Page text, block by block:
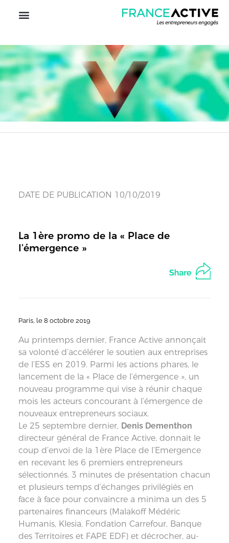
DATE DE PUBLICATION 10/10/2019
La 1ère promo de la « Place de
l’émergence »
Paris, le 8 octobre 2019
Au printemps dernier, France Active annonçait
sa volonté d’accélérer le soutien aux entreprises
de l’ESS en 2019. Parmi les actions phares, le
lancement de la « Place de l’émergence », un
nouveau programme qui vise à réunir chaque
mois les acteurs concourant à l’émergence de
nouveaux entrepreneurs sociaux.
Le 25 septembre dernier, Denis Dementhon
directeur général de France Active, donnait le
coup d’envoi de la 1ère Place de l’Emergence
en recevant les 6 premiers entrepreneurs
sélectionnés. 3 minutes de présentation chacun
et plusieurs temps d’échanges privilégiés en
face à face pour convaincre a minima un des 5
partenaires financeurs (Malakoff Médéric
Humanis, Klesia, Fondation Carrefour, Banque
des Territoires et FAPE EDF) et décrocher, au-